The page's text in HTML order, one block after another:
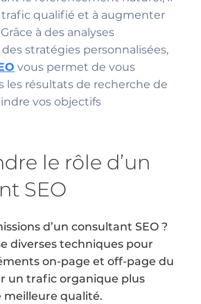
qualifié et à augmenter
à des analyses
stratégies personnalisées,
vous permet de vous
les résultats de recherche de
vos objectifs
le rôle d’un
SEO
d’un consultant SEO ?
diverses techniques pour
on-page et off-page du
un trafic organique plus
qualité.